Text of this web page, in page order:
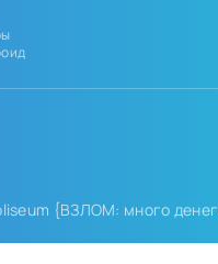
{ВЗЛОМ: много